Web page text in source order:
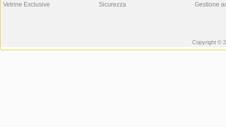
Vetrine Exclusive
Sicurezza
Gestione
Copyright ©